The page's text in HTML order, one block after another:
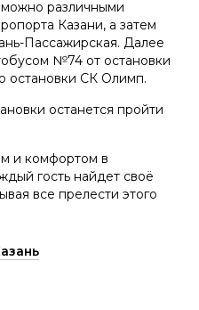
различными
Казани, а затем
Пассажирская. Далее
№74 от остановки
остановки СК Олимп.
останется пройти
и комфортом в
гость найдет своё
все прелести этого